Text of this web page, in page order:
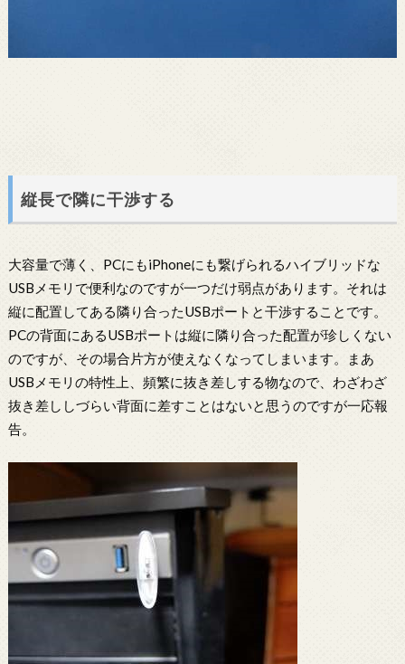
縦長で隣に干渉する
大容量で薄く、PCにもiPhoneにも繋げられるハイブリッドな
USBメモリで便利なのですが一つだけ弱点があります。それは
縦に配置してある隣り合ったUSBポートと干渉することです。
PCの背面にあるUSBポートは縦に隣り合った配置が珍しくない
のですが、その場合片方が使えなくなってしまいます。まあ
USBメモリの特性上、頻繁に抜き差しする物なので、わざわざ
抜き差ししづらい背面に差すことはないと思うのですが一応報
告。